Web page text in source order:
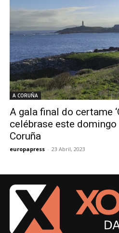
A CORUÑA
A gala final do certame
celébrase este
Coruña
europapress - 23 Abril, 2023